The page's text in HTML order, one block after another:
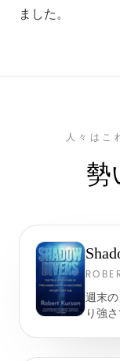
ました。
人々はこ
勢
週末
り強